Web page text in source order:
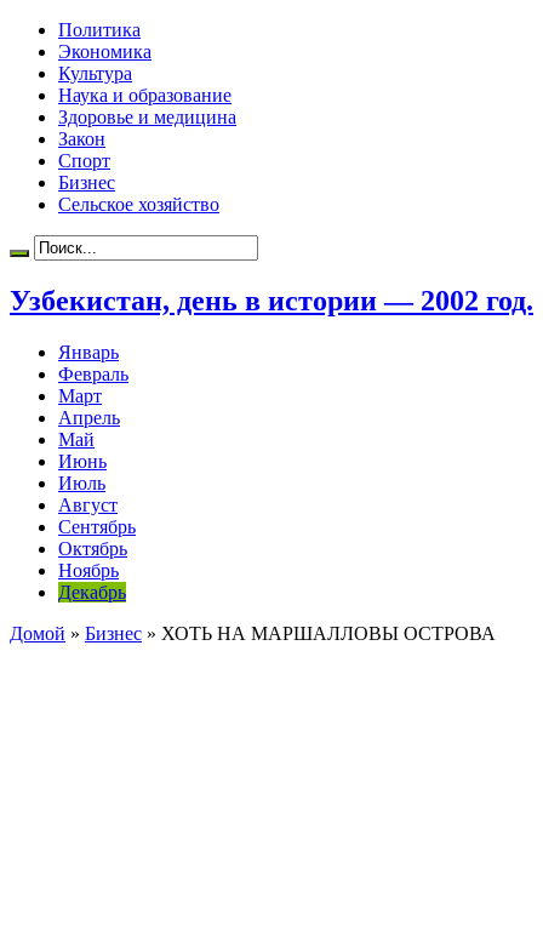
Политика
Экономика
Культура
Наука и образование
Здоровье и медицина
Закон
Спорт
Бизнес
Сельское хозяйство
Узбекистан, день в истории — 2002 год.
Январь
Февраль
Март
Апрель
Май
Июнь
Июль
Август
Сентябрь
Октябрь
Ноябрь
Декабрь
Домой » Бизнес » ХОТЬ НА МАРШАЛЛОВЫ ОСТРОВА